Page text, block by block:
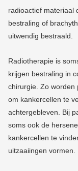
radioactief materiaal
bestraling of
uitwendig bestraald.
Radiotherapie is
krijgen bestraling in
chirurgie. Zo worden
om kankercellen te
achtergebleven. Bij
soms ook de
kankercellen te
uitzaaiingen vormen.